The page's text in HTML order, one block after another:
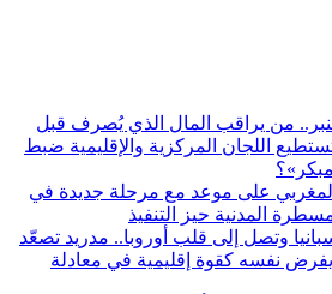
23 شتنبر.. من يراقب المال الذي يُصرف قبل
اللجان المركزية والإقليمية ضبط
على موعد مع مرحلة جديدة في
المدنية حيز التنفيذ
وتصل إلى قلب أوروبا.. مدريد تصعّد
نفسه كقوة إقليمية في معادلة